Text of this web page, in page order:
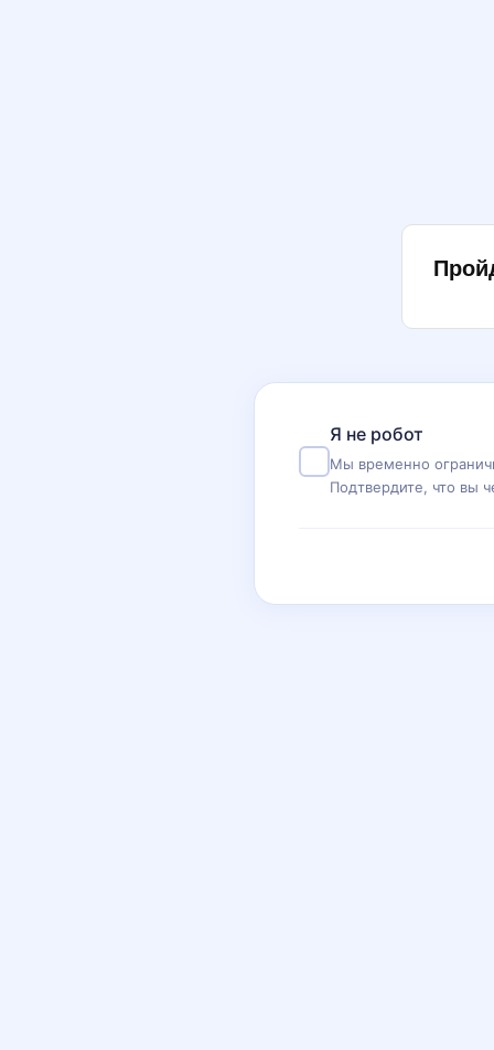
Я не робот
Мы временно
Подтвердите, что вы